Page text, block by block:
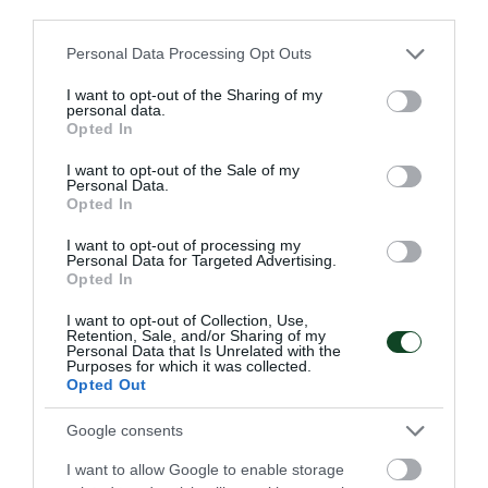
Please note that this website/app uses one or more Google
not limited to your visit or usage behaviour. You may click to
grant or deny consent to Google and its third-party tags to
use your data for below specified purposes in below Google
consent section.
Personal Data Processing Opt Outs
I want to opt-out of the Sharing of my
personal data.
Opted In
I want to opt-out of the Sale of my
Personal Data.
Opted In
I want to opt-out of processing my
Personal Data for Targeted Advertising.
Opted In
I want to opt-out of Collection, Use,
Retention, Sale, and/or Sharing of my
Personal Data that Is Unrelated with the
Purposes for which it was collected.
Opted Out
Google consents
I want to allow Google to enable storage
Ο Παναθηναϊκός ήταν ο μεγάλος πρωταγωνιστής στο
Πανελλήνιο πρωτάθλημα στίβου. Η ανωτερότητα του
βαθμολογία του ΣΕΓΑΣ σε άνδρες και γυναίκες.
ΤΕΛΕΥΤΑΙΑ ΝΕΑ